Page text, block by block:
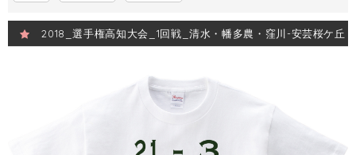
2018_選手権高知大会_1回戦_清水・幡多農・窪川-安芸桜ケ丘